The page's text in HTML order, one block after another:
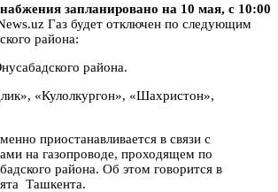
запланировано на 10 мая, с 10:00
Газ будет отключен по следующим
района:
района.
«Кулолкургон», «Шахристон»,
приостанавливается в связи с
на газопроводе, проходящем по
района. Об этом говорится в
Ташкента.